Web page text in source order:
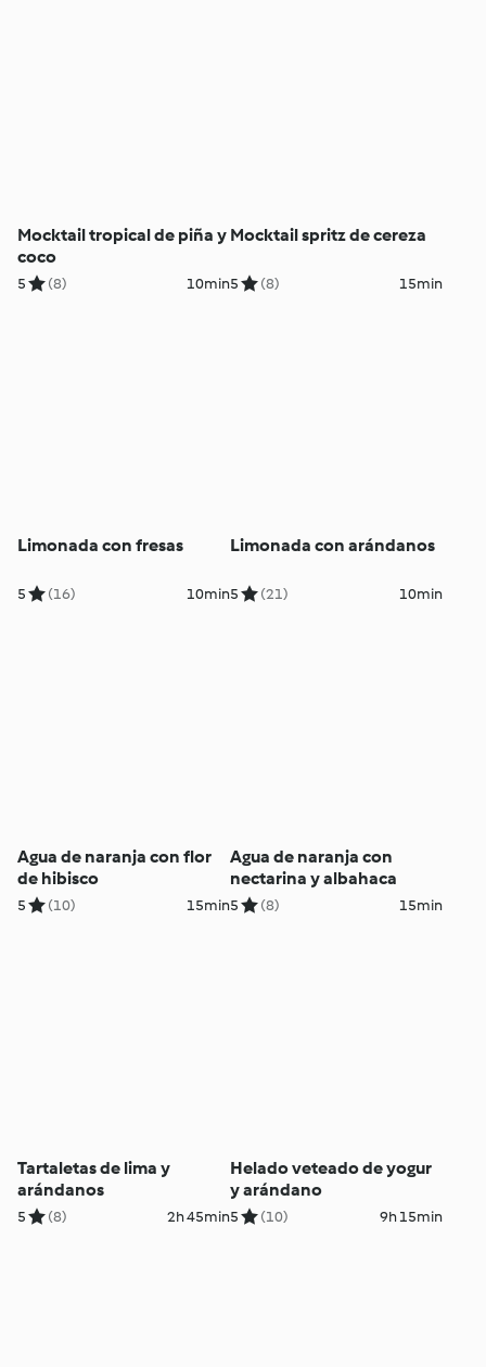
Mocktail tropical de piña y
coco
5 (8) 10min
Mocktail spritz de cereza
5 (8) 15min
Limonada con fresas
5 (16) 10min
Limonada con arándanos
5 (21) 10min
Agua de naranja con flor
de hibisco
5 (10) 15min
Agua de naranja con
nectarina y albahaca
5 (8) 15min
Tartaletas de lima y
arándanos
5 (8) 2h 45min
Helado veteado de yogur
y arándano
5 (10) 9h 15min